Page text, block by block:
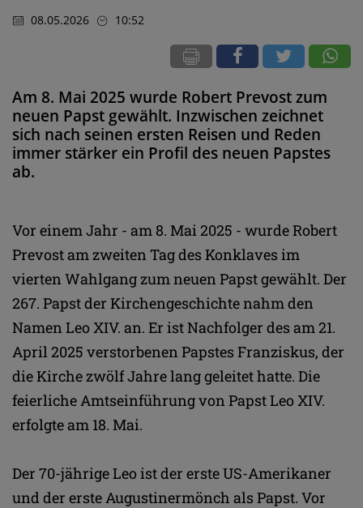
08.05.2026 10:52
Am 8. Mai 2025 wurde Robert Prevost zum
neuen Papst gewählt. Inzwischen zeichnet
sich nach seinen ersten Reisen und Reden
immer stärker ein Profil des neuen Papstes
ab.
Vor einem Jahr - am 8. Mai 2025 - wurde Robert
Prevost am zweiten Tag des Konklaves im
vierten Wahlgang zum neuen Papst gewählt. Der
267. Papst der Kirchengeschichte nahm den
Namen Leo XIV. an. Er ist Nachfolger des am 21.
April 2025 verstorbenen Papstes Franziskus, der
die Kirche zwölf Jahre lang geleitet hatte. Die
feierliche Amtseinführung von Papst Leo XIV.
erfolgte am 18. Mai.
Der 70-jährige Leo ist der erste US-Amerikaner
und der erste Augustinermönch als Papst. Vor